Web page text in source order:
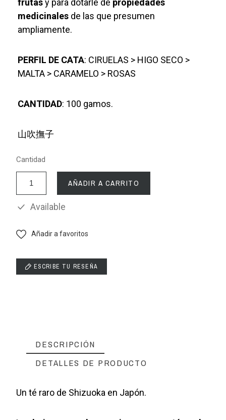
frutasy para dotarle de propiedades
medicinales de las que presumen
ampliamente.
PERFIL DE CATA: CIRUELAS > HIGO SECO >
MALTA > CARAMELO > ROSAS
CANTIDAD: 100 gamos.
山吹撫子
Cantidad
AÑADIR A CARRITO
Available
Añadir a favoritos
ESCRIBE TU RESEÑA
DESCRIPCIÓN
DETALLES DE PRODUCTO
Un té raro de Shizuoka en Japón.